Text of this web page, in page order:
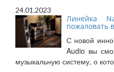
24.01.2023
Линейка
пожаловать
С новой
Audio вы
музыкальную систему, о